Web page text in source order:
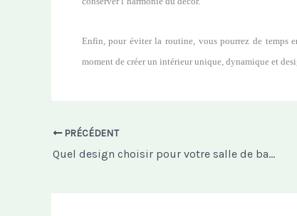
Enfin, pour éviter la routine, vous pourrez de temps
moment de créer un intérieur unique, dynamique et
PRÉCÉDENT
Quel design choisir pour votre salle de bains